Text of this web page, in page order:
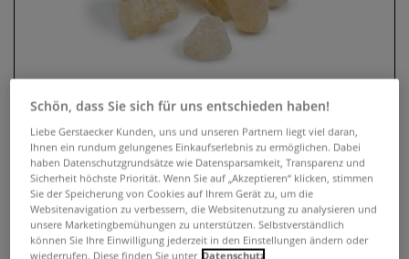
SCHMINCKE Dammar
Schön, dass Sie sich für uns entschieden haben!
Liebe Gerstaecker Kunden, uns und unseren Partnern liegt viel daran,
Ihnen ein rundum gelungenes Einkaufserlebnis zu ermöglichen. Dabei
haben Datenschutzgrundsätze wie Datensparsamkeit, Transparenz und
Sicherheit höchste Priorität. Wenn Sie auf „Akzeptieren“ klicken, stimmen
Sie der Speicherung von Cookies auf Ihrem Gerät zu, um die
Websitenavigation zu verbessern, die Websitenutzung zu analysieren und
unsere Marketingbemühungen zu unterstützen. Selbstverständlich
können Sie Ihre Einwilligung jederzeit in den Einstellungen ändern oder
wiederrufen. Diese finden Sie unter Datenschutz